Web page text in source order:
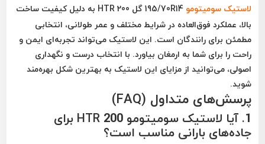
لاستیکسومیتومو 195/70R14 گل HTR 200
به دلیل کیفیت ساخت
بالا، عملکرد فوق‌العاده در شرایط مختلف و عمر طولانی، انتخابی
مطمئن برای رانندگان است. این لاستیک می‌تواند تجربه‌ای ایمن و
راحت را برای شما به ارمغان بیاورد. با انتخاب درست و نگهداری
اصولی، می‌توانید از مزایای این لاستیک به بهترین شکل بهره‌مند
شوید.
پرسش‌های متداول (FAQ)
1. آیا لاستیک سومیتومو HTR 200 برای
جاده‌های بارانی مناسب است؟